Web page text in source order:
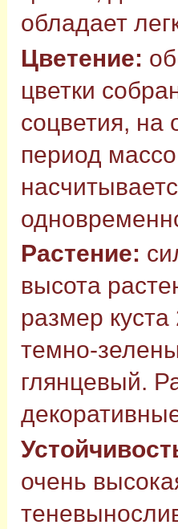
обладает
Цветение:
цветки
соцветия, на
период
Растение:
высота
размер
темно-
глянцевый.
очень